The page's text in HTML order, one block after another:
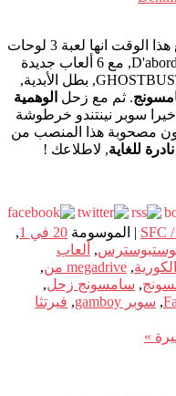
, مع هذا الوقت انها لعبة 3 لوحات
المفاتيح المختلفة. سور megadrive من D'abord, مع 6 ألعاب جديدة
(نيوزيلندا قصة, ECCO ودولفين, GHOSTBUSTERS, بطل الأبدية,
. ثم مع زحل الوهمية
سوبر نينتندو خرطوشة
مصحوبة هذا المنصب من
نادرة للغاية, لاطلاعك !
SFC
| الموسومة 20 في 1
,
, ألعاب
, megadrive من
,
, سامسونج زحل,
, سوبر gamboy , فيرتثا
»